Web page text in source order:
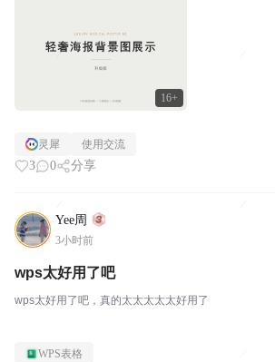
16+
灵犀 使用交流
3 0 分享
Yee周
3小时前
wps太好用了吧
wps太好用了吧，真的太太太太太好用了
WPS表格